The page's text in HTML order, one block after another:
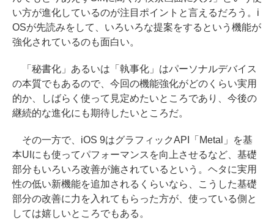
い方が進化しているのが注目ポイントと言えるだろう。i
OSが先読みをして、いろいろな提案をするという機能が
強化されているのも面白い。
「秘書化」あるいは「執事化」はパーソナルデバイス
の本質でもあるので、今回の機能強化がどのくらい実用
的か、しばらく使って見定めたいところであり、今後の
継続的な進化にも期待したいところだ。
その一方で、iOS 9はグラフィックAPI「Metal」を基
本UIにも使ってパフォーマンスを向上させるなど、基礎
部分もいろいろ改善が施されているという。ヘタに実用
性の低い新機能を追加されるくらいなら、こうした基礎
部分の改善に力を入れてもらった方が、使っている側と
しては嬉しいところでもある。